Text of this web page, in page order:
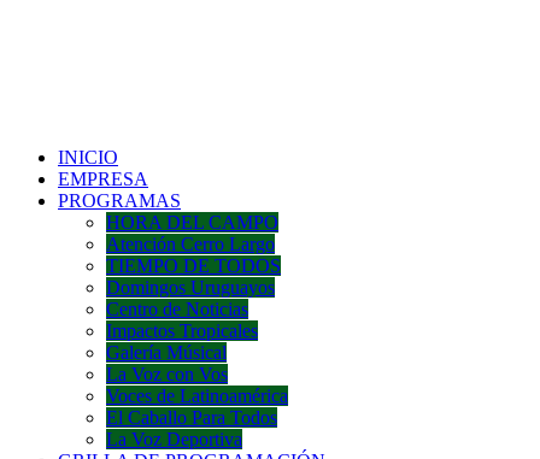
INICIO
EMPRESA
PROGRAMAS
HORA DEL CAMPO
Atención Cerro Largo
TIEMPO DE TODOS
Domingos Uruguayos
Centro de Noticias
Impactos Tropicales
Galería Músical
La Voz con Vos
Voces de Latinoamérica
El Caballo Para Todos
La Voz Deportiva